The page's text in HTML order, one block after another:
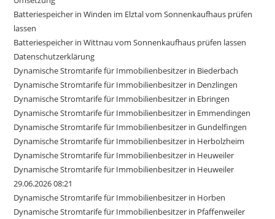
Batteriespeicher in Winden im Elztal vom Sonnenkaufhaus prüfen
lassen
Batteriespeicher in Wittnau vom Sonnenkaufhaus prüfen lassen
Datenschutzerklärung
Dynamische Stromtarife für Immobilienbesitzer in Biederbach
Dynamische Stromtarife für Immobilienbesitzer in Denzlingen
Dynamische Stromtarife für Immobilienbesitzer in Ebringen
Dynamische Stromtarife für Immobilienbesitzer in Emmendingen
Dynamische Stromtarife für Immobilienbesitzer in Gundelfingen
Dynamische Stromtarife für Immobilienbesitzer in Herbolzheim
Dynamische Stromtarife für Immobilienbesitzer in Heuweiler
Dynamische Stromtarife für Immobilienbesitzer in Heuweiler
29.06.2026 08:21
Dynamische Stromtarife für Immobilienbesitzer in Horben
Dynamische Stromtarife für Immobilienbesitzer in Pfaffenweiler